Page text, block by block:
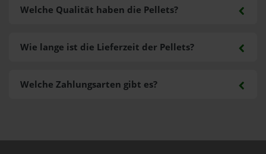
Welche Zahlungsarten gibt es?
Welche Qualität haben die Pellets?
Wie lange ist die Lieferzeit der Pellets?